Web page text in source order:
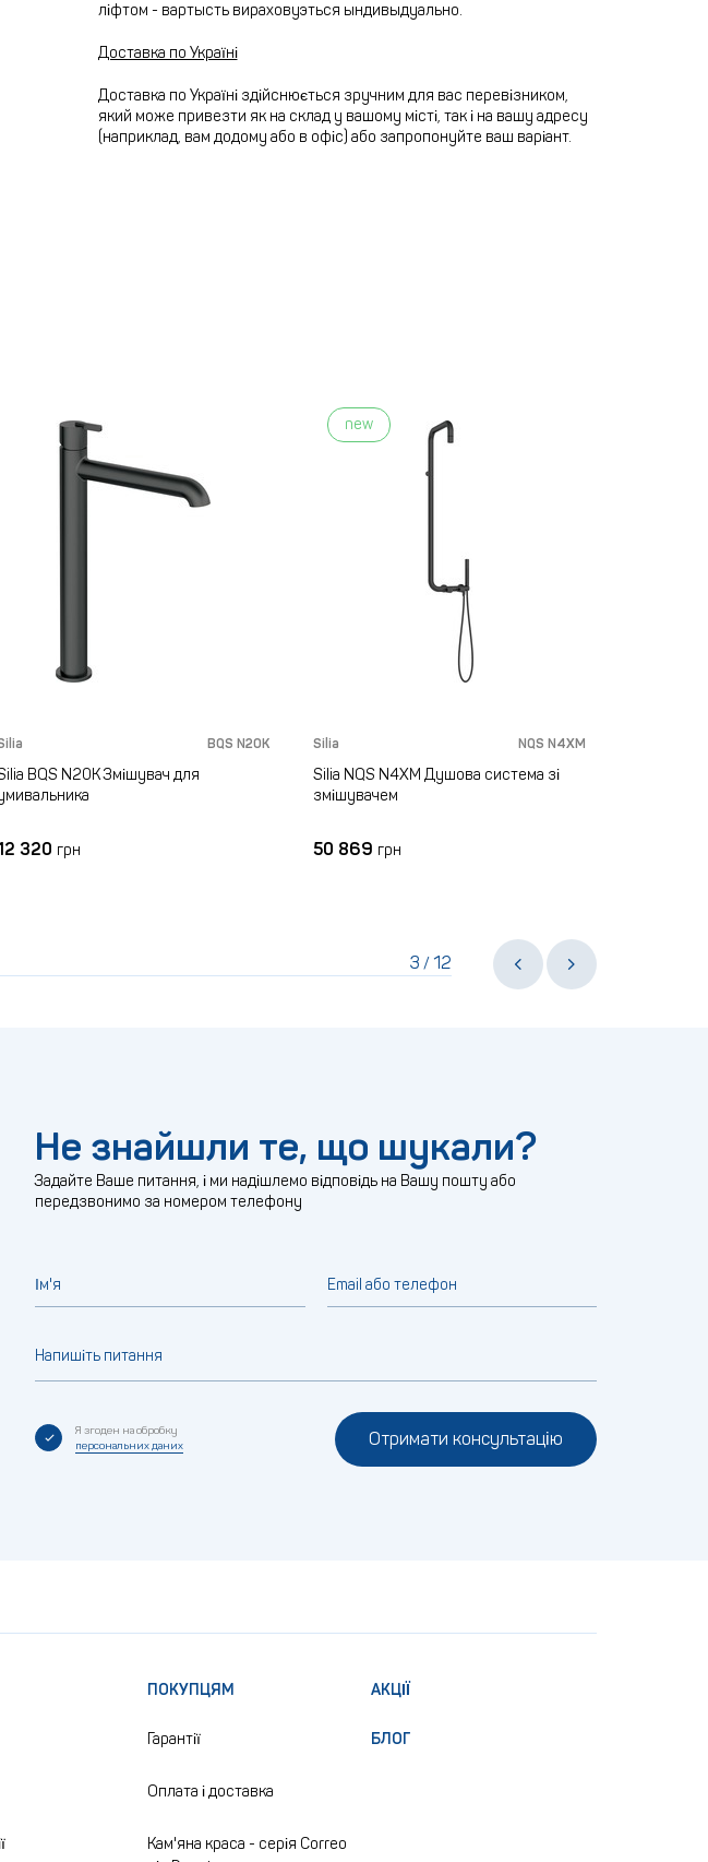
ліфтом - вартысть вираховуэться ындивыдуально.
Доставка по Україні
Доставка по Україні здійснюється зручним для вас перевізником,
який може привезти як на склад у вашому місті, так і на вашу адресу
(наприклад, вам додому або в офіс) або запропонуйте ваш варіант.
BQS N20K
BQS N20K Змішувач для
320 грн
new
Silia NQS N4XM
Silia NQS N4XM Душова система зі
змішувачем
50 869 грн
3 /12
Не знайшли те, що шукали?
Задайте Ваше питання, і ми надішлемо відповідь на Вашу пошту або
передзвонимо за номером телефону
Ім'я Email або телефон
Напишіть питання
Я згоден на обробку
персональних даних
Отримати консультацію
ПОКУПЦЯМ
Гарантії
Оплата і доставка
Кам'яна краса - серія Correo
АКЦІЇ
БЛОГ